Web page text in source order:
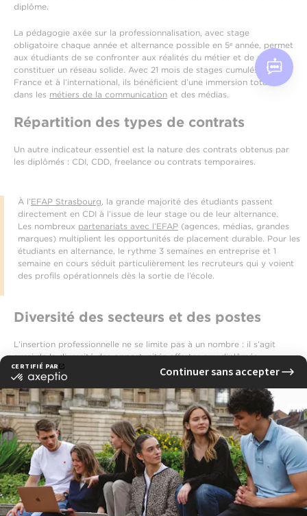
diplôme.
La pédagogie axée sur la professionnalisation, avec stage
obligatoire chaque année et alternance possible en 5ᵉ année, permet
aux étudiants de se confronter aux réalités du métier et de se
constituer un réseau solide. Avec 21 mois de stages cumulés en
France et à l’international, ils bénéficient d’une immersion totale
dans les métiers de la communication et des médias.
Répartition des types de contrats
Un autre indicateur essentiel est la nature des contrats obtenus par
les diplômés : CDI, CDD, freelance ou contrats temporaires.
À l’EFAP Strasbourg, la grande majorité des étudiants passent
directement en CDI à l’issue de leur stage ou de leur alternance.
Les nombreux partenariats avec l’EFAP (agences, médias, grandes
marques) multiplient les opportunités de placement durable. Pour les
étudiants en alternance, le rythme 3 semaines en entreprise et 1
semaine en cours séduit particulièrement les recruteurs qui y voient
des profils opérationnels dès la sortie de l’école.
Diversité des secteurs et des postes
L’insertion professionnelle ne se limite pas à un nombre : il s’agit
aussi de la diversité des opportunités offertes aux diplômés.
Parmi lesmeilleures écoles de communication à Strasbourg,
l’EFAP permet d’évoluer dans de nombreux secteurs :
Communication digitale et marketing,
Relations presse et événementiel,
Production audiovisuelle et contenus médias,
Brand management et stratégie publicitaire,
Consulting en communication.